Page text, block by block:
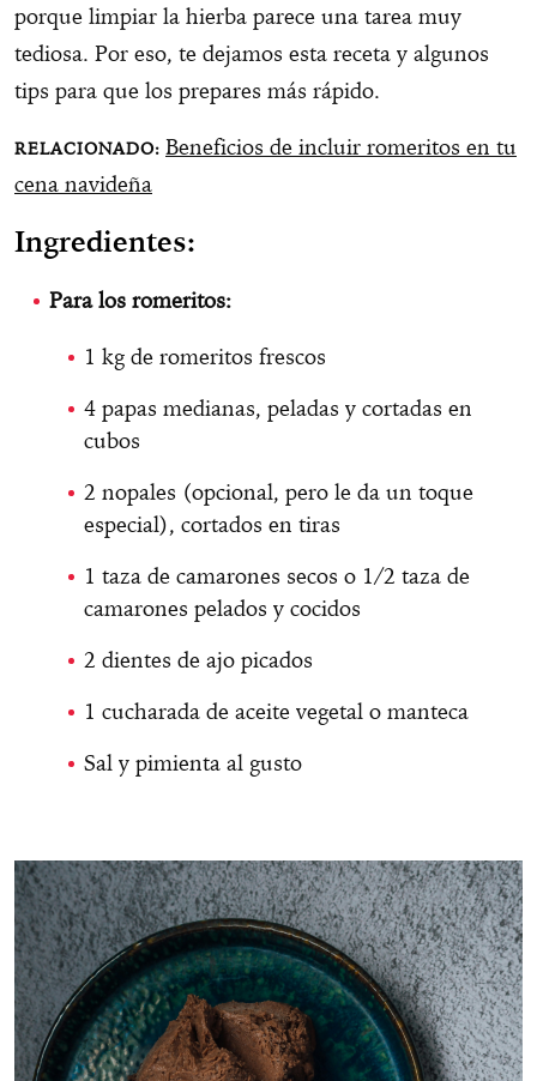
porque limpiar la hierba parece una tarea muy
tediosa. Por eso, te dejamos esta receta y algunos
tips para que los prepares más rápido.
Beneficios de incluir romeritos en tu
cena navideña
Ingredientes:
Para los romeritos:
1 kg de romeritos frescos
4 papas medianas, peladas y cortadas en
cubos
2 nopales (opcional, pero le da un toque
especial), cortados en tiras
1 taza de camarones secos o 1/2 taza de
camarones pelados y cocidos
2 dientes de ajo picados
1 cucharada de aceite vegetal o manteca
Sal y pimienta al gusto